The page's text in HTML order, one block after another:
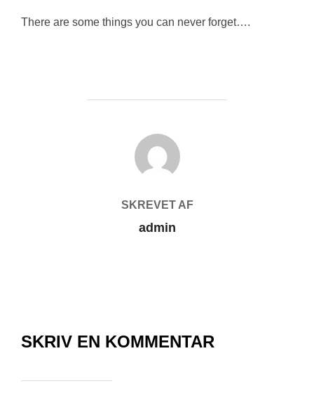
There are some things you can never forget….
FORFATTER
SKREVET AF
admin
SKRIV EN KOMMENTAR